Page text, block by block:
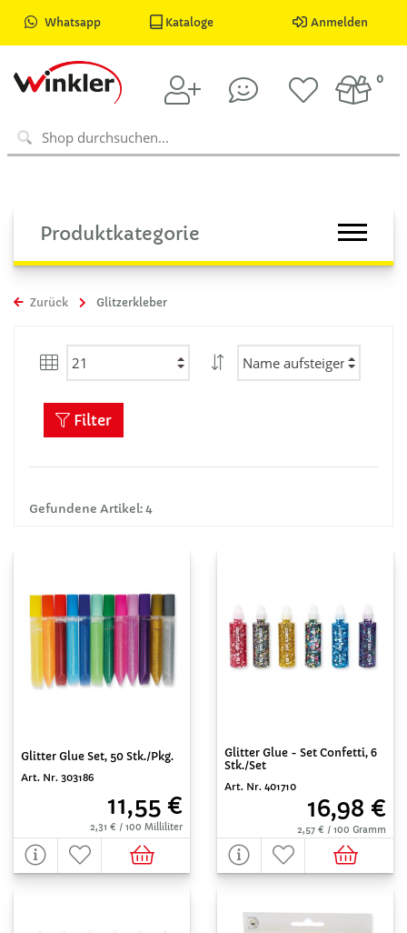
Whatsapp Kataloge Anmelden
0
Produktkategorie
Zurück Glitzerkleber
Gefundene Artikel: 4
Filter
Glitter Glue Set, 50 Stk./Pkg.
Art. Nr. 303186
11,55 €
2,31 € / 100 Milliliter
Glitter Glue - Set Confetti, 6
Stk./Set
Art. Nr. 401710
16,98 €
2,57 € / 100 Gramm